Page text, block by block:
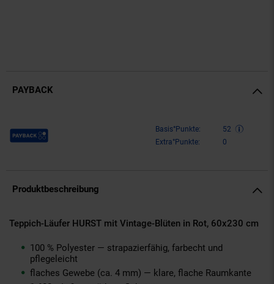
PAYBACK
Payback Punkte Basis°Punkte:
52
Extra°Punkte:
0
Produktbeschreibung
Teppich-Läufer HURST mit Vintage-Blüten in Rot, 60x230 cm
100 % Polyester — strapazierfähig, farbecht und
pflegeleicht
flaches Gewebe (ca. 4 mm) — klare, flache Raumkante